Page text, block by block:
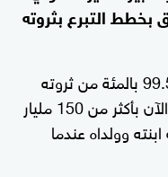
بخطط التبرع بثروته
ويعتزم بافيت (94 عاما) التبرع بنحو 99.5 بالمئة من ثروته
المتبقية والتي تقدرها مجلة فوربس الآن بأكثر من 150 مليار
وولداه عندما